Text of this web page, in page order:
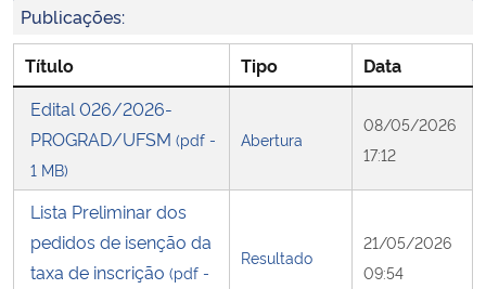
Secretaria-Geral
Secretaria de Governo
Gabinete de Segurança Institucional
Advocacia-Geral da União
Banco Central do Brasil
Publicações:
Título Tipo
Data
Edital 026/2026-
PROGRAD/UFSM (pdf -
1 MB)
Abertura
08/05/2026
17:12
Lista Preliminar dos
pedidos de isenção da
taxa de inscrição (pdf -
Resultado
21/05/2026
09:54